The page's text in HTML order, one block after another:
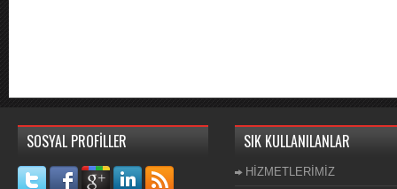
SOSYAL PROFİLLER SIK KULLANILANLAR
HİZMETLERİMİZ